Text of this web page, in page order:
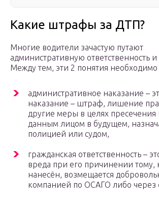
Какие штрафы за ДТП?
Многие водители зачастую путают
административную ответственность
Между тем, эти 2 понятия необходимо
административное наказание –
наказание – штраф, лишение
другие меры в целях
данным лицом в будущем,
полицией или судом,
гражданская ответственность –
вреда при его причинении тому,
нанесён, возмещается
компанией по ОСАГО либо через